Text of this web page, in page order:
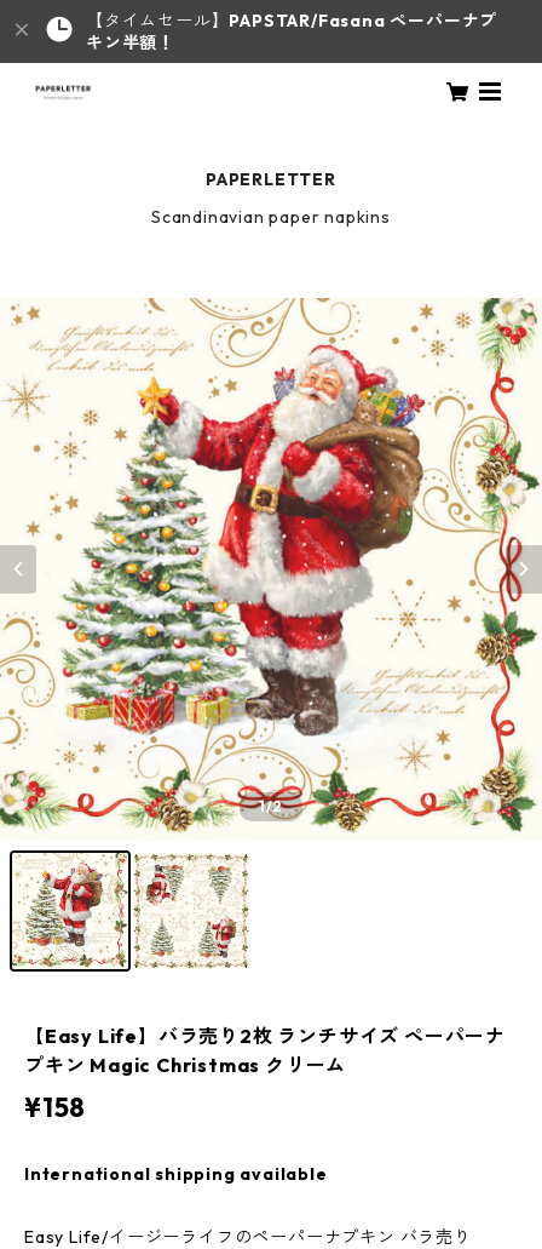
【タイムセール】 PAPSTAR/Fasana ペーパーナプ
キン半額！
PAPERLETTER
Scandinavian paper napkins
1/2
【Easy Life】バラ売り2枚 ランチサイズ ペーパーナ
プキン Magic Christmas クリーム
¥158
International shipping available
Easy Life/イージーライフのペーパーナプキン バラ売り